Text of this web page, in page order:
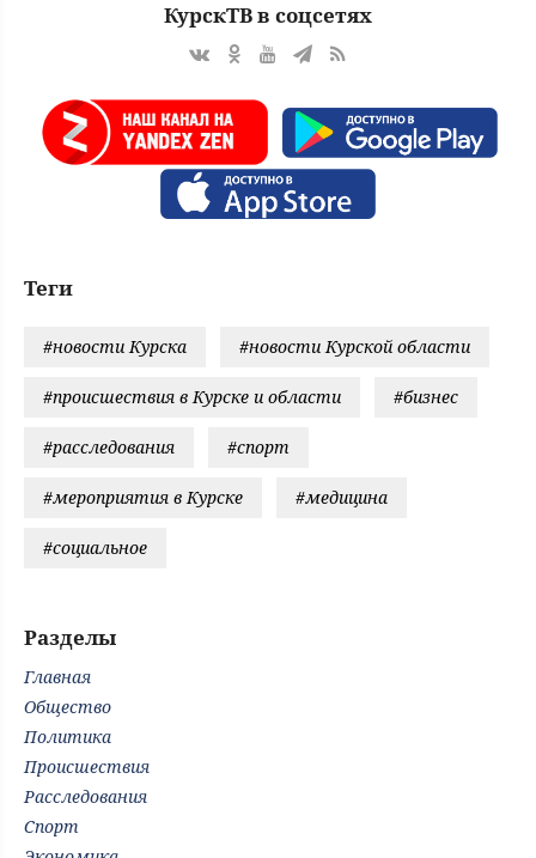
КурскТВ в соцсетях
Теги
#новости Курска #новости Курской области
#происшествия в Курске и области #бизнес
#расследования #спорт
#мероприятия в Курске #медицина
#социальное
Разделы
Главная
Общество
Политика
Происшествия
Расследования
Спорт